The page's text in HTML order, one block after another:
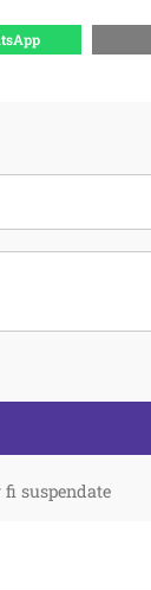
suspendate